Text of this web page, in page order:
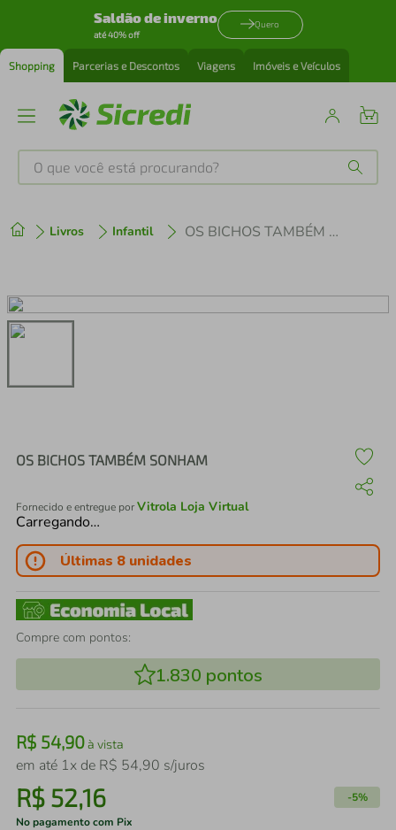
Saldão de inverno
até 40% off
Quero
Shopping Parcerias e Descontos Viagens Imóveis e Veículos
O que você está procurando?
Livros Infantil OS BICHOS TAMBÉM SONHAM
OS BICHOS TAMBÉM SONHAM
Fornecido e entregue porVitrola Loja Virtual
Carregando…
Últimas 8 unidades
Compre com pontos:
1.830 pontos
R$ 54,90à vista
em até 1x de R$ 54,90 s/juros
R$ 52,16 -5%
No pagamento com Pix
2º cafeteira